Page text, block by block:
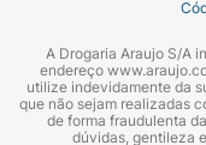
A Drogaria Araujo S/A
endereço
utilize indevidamente da
que não sejam realizadas
de forma fraudulenta
dúvidas, gentileza